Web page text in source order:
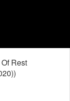
Rest